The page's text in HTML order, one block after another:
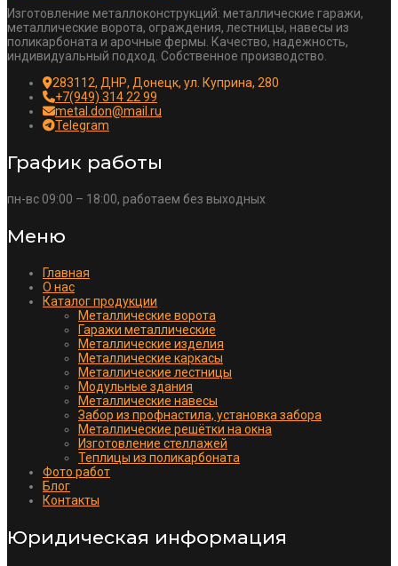
Изготовление металлоконструкций: металлические гаражи,
металлические ворота, ограждения, лестницы, навесы из
поликарбоната и арочные фермы. Качество, надежность,
индивидуальный подход. Собственное производство.
283112, ДНР, Донецк, ул. Куприна, 280
+7(949) 314 22 99
metal.don@mail.ru
Telegram
График работы
пн-вс 09:00 – 18:00, работаем без выходных
Меню
Главная
О нас
Каталог продукции
Металлические ворота
Гаражи металлические
Металлические изделия
Металлические каркасы
Металлические лестницы
Модульные здания
Металлические навесы
Забор из профнастила, установка забора
Металлические решётки на окна
Изготовление стеллажей
Теплицы из поликарбоната
Фото работ
Блог
Контакты
Юридическая информация